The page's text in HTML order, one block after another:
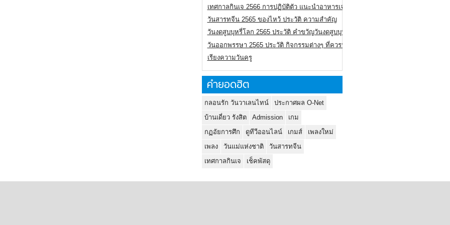
เทศกาลกินเจ 2566 การปฏิบัติตัว แนะนำอาหารเจ
วันสารทจีน 2565 ของไหว้ ประวัติ ความสำคัญ
วันงดสูบบุหรี่โลก 2565 ประวัติ คำขวัญวันงดสูบบุหรี่โลก
วันออกพรรษา 2565 ประวัติ กิจกรรมต่างๆ ที่ควรปฏิบัติ
เรียงความวันครู
คำยอดฮิต
กลอนรัก วันวาเลนไทน์
ประกาศผล O-Net
บ้านเดี่ยว รังสิต
Admission
เกม
กฏอัยการศึก
ดูทีวีออนไลน์ เกมส์
เพลงใหม่
เพลง
วันแม่แห่งชาติ
วันสารทจีน
เทศกาลกินเจ
เช็คพัสดุ